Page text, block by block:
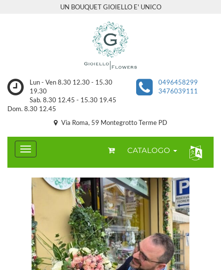
UN BOUQUET GIOIELLO E' UNICO
Lun - Ven 8.30 12.30 - 15.30
19.30
Sab. 8.30 12.45 - 15.30 19.45
Dom. 8.30 12.45
0496458299
3476039111
Via Roma, 59 Montegrotto Terme PD
CATALOGO